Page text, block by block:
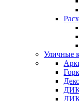
Уличные
ДИК
ДИК